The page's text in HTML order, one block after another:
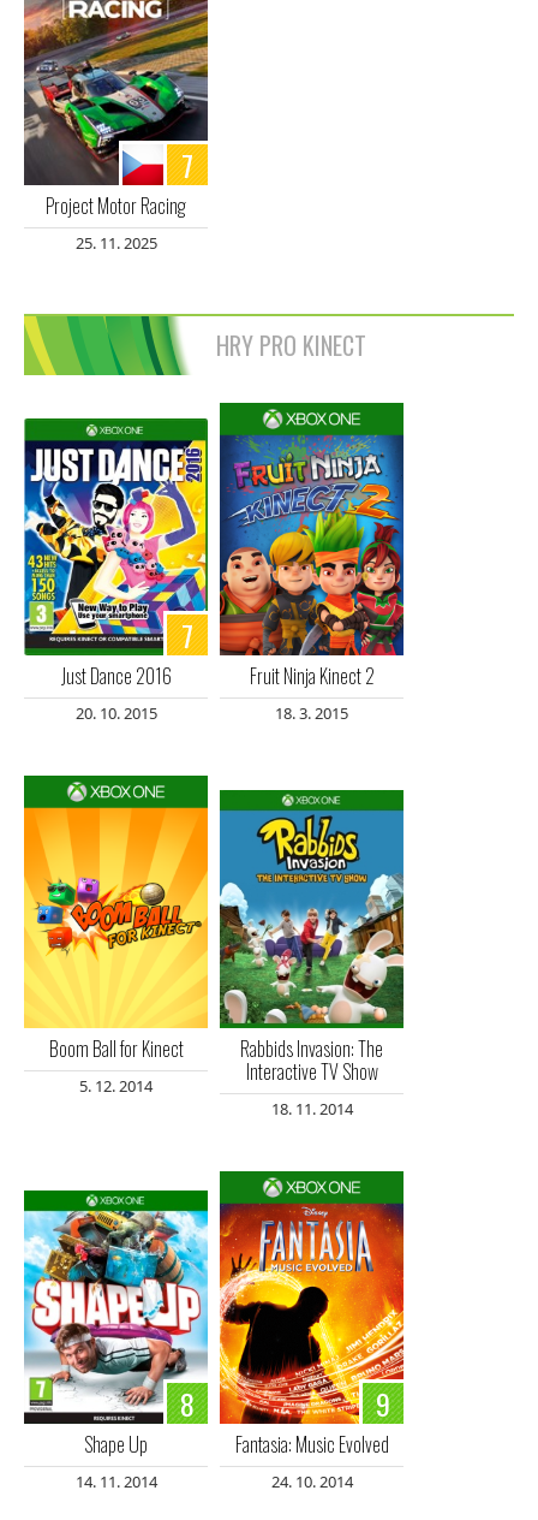
7
Project Motor Racing
25. 11. 2025
HRY PRO KINECT
7
Just Dance 2016
20. 10. 2015
Fruit Ninja Kinect 2
18. 3. 2015
Boom Ball for Kinect
5. 12. 2014
Rabbids Invasion: The
Interactive TV Show
18. 11. 2014
8
Shape Up
14. 11. 2014
9
Fantasia: Music Evolved
24. 10. 2014